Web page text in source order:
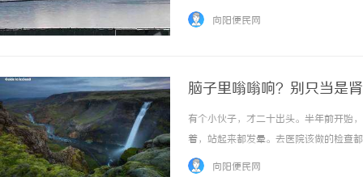
佼佼者。公司简介大连豪森软件有限公
向阳便民网
脑子里嗡嗡响？别只当是
有个小伙子，才二十出头。半年前开始
着，站起来都发晕。去医院该做的检查
但只要一醒，那声音立马又响起来，工
向阳便民网